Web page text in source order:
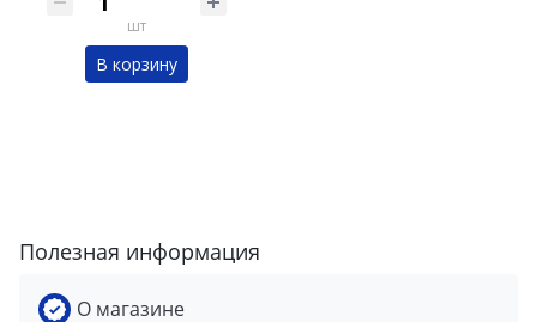
шт
В корзину
Полезная информация
О магазине